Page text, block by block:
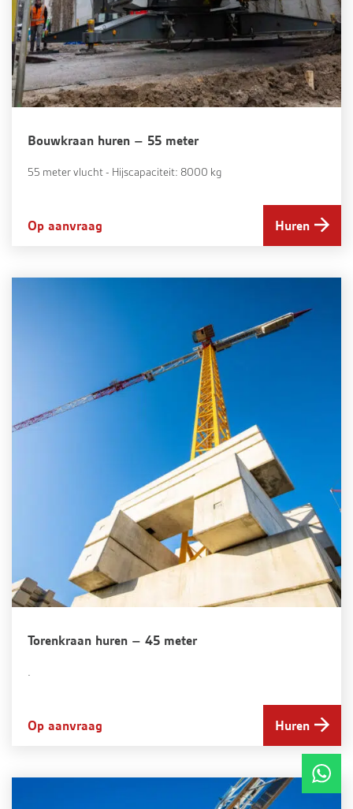
Bouwkraan huren – 55 meter
55 meter vlucht - Hijscapaciteit: 8000 kg
Op aanvraag Huren
Torenkraan huren – 45 meter
.
Op aanvraag Huren